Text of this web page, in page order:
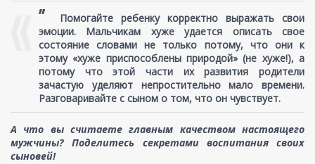
”
Помогайте ребенку корректно выражать свои
эмоции. Мальчикам хуже удается описать свое
состояние словами не только потому, что они к
этому «хуже приспособлены природой» (не хуже!), а
потому что этой части их развития родители
зачастую уделяют непростительно мало времени.
Разговаривайте с сыном о том, что он чувствует.
А что вы считаете главным качеством настоящего
мужчины? Поделитесь секретами воспитания своих
сыновей!